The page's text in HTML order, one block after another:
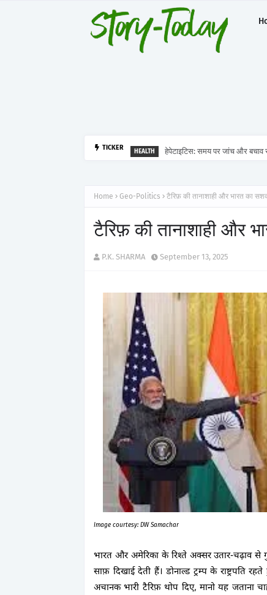
TICKER HEALTH हेपेटाइटिस: समय पर जांच और बचाव
Home Geo-Politics टैरिफ़ की तानाशाही और भारत का
टैरिफ़ की तानाशाही और
P.K. SHARMA September 13, 2025
Image courtesy: DW Samachar
भारत और अमेरिका के रिश्ते अक्सर उतार-चढ़ाव से
साफ़ दिखाई देती हैं। डोनाल्ड ट्रम्प के
अचानक भारी टैरिफ़ थोप दिए, मानो यह जताना